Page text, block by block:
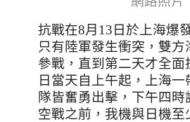
抗戰在8月13日於上海爆
只有陸軍發生衝突，雙方
參戰，直到第二天才全面
日當天自上午起，上海一
隊皆奮勇出擊，下午四時
空戰之前，我機與日機至